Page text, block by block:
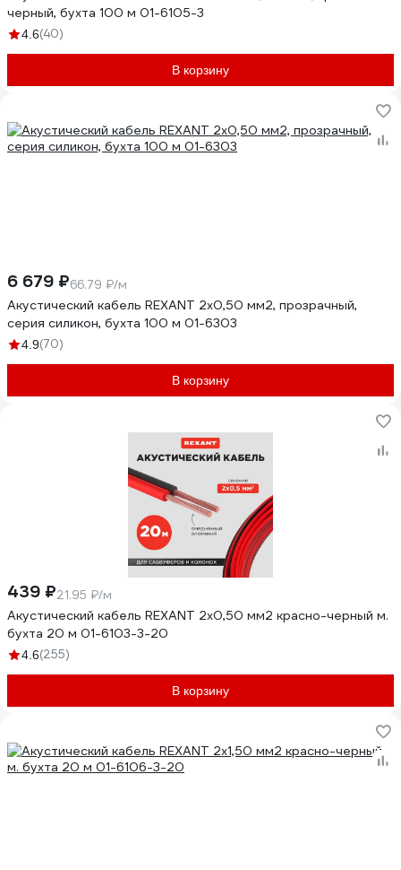
черный, бухта 100 м 01-6105-3
4.6(40)
В корзину
6 679 ₽66.79 ₽/м
Акустический кабель REXANT 2х0,50 мм2, прозрачный,
серия силикон, бухта 100 м 01-6303
4.9(70)
В корзину
439 ₽21.95 ₽/м
Акустический кабель REXANT 2х0,50 мм2 красно-черный м.
бухта 20 м 01-6103-3-20
4.6(255)
В корзину